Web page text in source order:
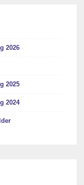
2026
2025
2024